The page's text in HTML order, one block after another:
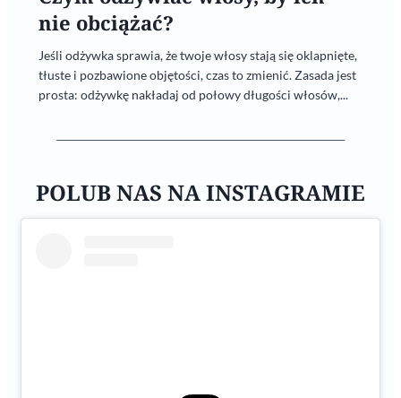
nie obciążać?
Jeśli odżywka sprawia, że twoje włosy stają się oklapnięte,
tłuste i pozbawione objętości, czas to zmienić. Zasada jest
prosta: odżywkę nakładaj od połowy długości włosów,...
POLUB NAS NA INSTAGRAMIE